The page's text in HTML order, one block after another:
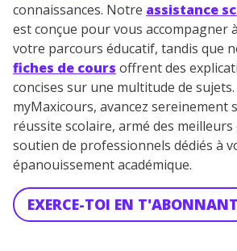
connaissances. Notre assistance
est conçue pour vous accompagner
votre parcours éducatif, tandis que
fiches de cours offrent des
concises sur une multitude de sujets.
myMaxicours, avancez sereinement
réussite scolaire, armé des
soutien de professionnels dédiés à
épanouissement académique.
EXERCE-TOI EN T'ABONNANT